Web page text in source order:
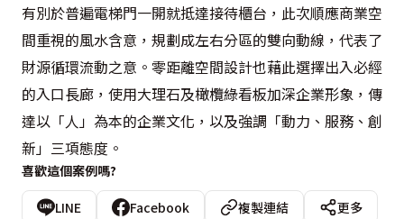
有別於普遍電梯門一開就抵達接待櫃台，此次順應商業空
間重視的風水含意，規劃成左右分區的雙向動線，代表了
財源循環流動之意。零距離空間設計也藉此選擇出入必經
的入口長廊，使用大理石及橄欖綠看板加深企業形象，傳
達以「人」為本的企業文化，以及強調「動力、服務、創
新」三項態度。
喜歡這個案例嗎?
LINE Facebook 複製連結
更多